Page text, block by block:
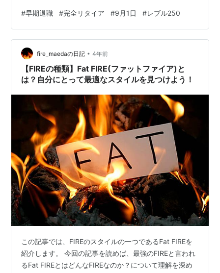
けど なんとか このまま逃げ切れそうだし 完全リタイヤ
にハマりそう 毎日 読書三昧と ウォーキング 最近は 暑さ
でレブルちゃんとも 遊んでないけど もうちょっとしたら
ブオーーん！って バイクで出かけちゃもんね、ふふ 秋は
行楽シーズン さあ どこにお出かけし…
#早期退職 #完全リタイア #9月1日 #レブル250
fire_maedaの日記 • 4年前
【FIREの種類】Fat FIRE(ファットファイア)と
は？自分にとって最適なスタイルを見つけよう！
この記事では、FIREのスタイルの一つであるFat FIREを
紹介します。 今回の記事を読めば、最強のFIREと言われ
るFat FIREとはどんなFIREなのか？について理解を深め